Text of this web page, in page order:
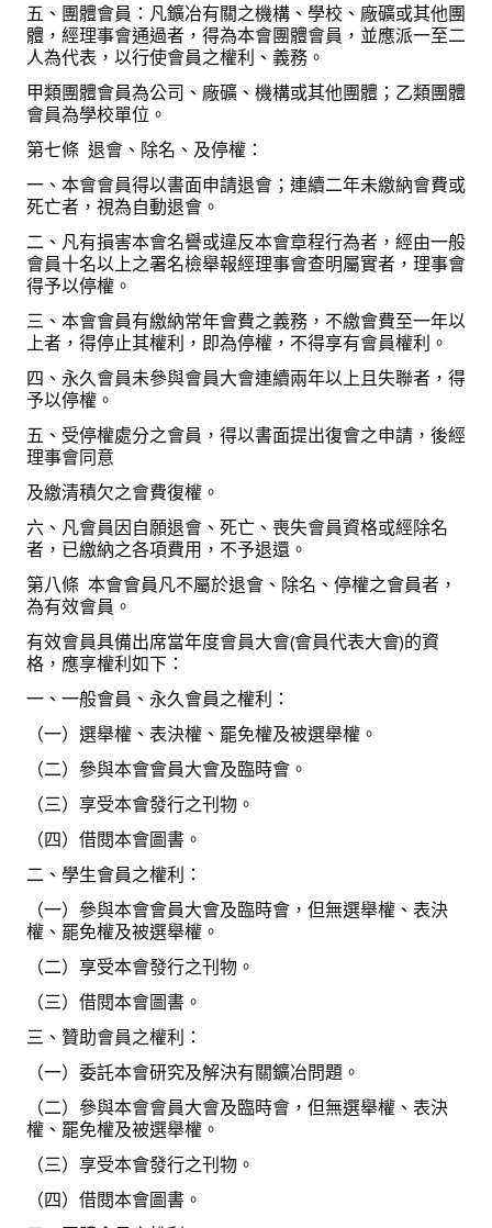
活動影片
相關連結
聯絡我們
(測試)
會員申請
會員登入
五、團體會員：凡鑛冶有關之機構、學校、廠礦或其他團
體，經理事會通過者，得為本會團體會員，並應派一至二
人為代表，以行使會員之權利、義務。
甲類團體會員為公司、廠礦、機構或其他團體；乙類團體
會員為學校單位。
第七條 退會、除名、及停權：
一、本會會員得以書面申請退會；連續二年未繳納會費或
死亡者，視為自動退會。
二、凡有損害本會名譽或違反本會章程行為者，經由一般
會員十名以上之署名檢舉報經理事會查明屬實者，理事會
得予以停權。
三、本會會員有繳納常年會費之義務，不繳會費至一年以
上者，得停止其權利，即為停權，不得享有會員權利。
四、永久會員未參與會員大會連續兩年以上且失聯者，得
予以停權。
五、受停權處分之會員，得以書面提出復會之申請，後經
理事會同意
及繳清積欠之會費復權。
六、凡會員因自願退會、死亡、喪失會員資格或經除名
者，已繳納之各項費用，不予退還。
第八條 本會會員凡不屬於退會、除名、停權之會員者，
為有效會員。
有效會員具備出席當年度會員大會(會員代表大會)的資
格，應享權利如下：
一、一般會員、永久會員之權利：
（一）選舉權、表決權、罷免權及被選舉權。
（二）參與本會會員大會及臨時會。
（三）享受本會發行之刊物。
（四）借閱本會圖書。
二、學生會員之權利：
（一）參與本會會員大會及臨時會，但無選舉權、表決
權、罷免權及被選舉權。
（二）享受本會發行之刊物。
（三）借閱本會圖書。
三、贊助會員之權利：
（一）委託本會研究及解決有關鑛冶問題。
（二）參與本會會員大會及臨時會，但無選舉權、表決
權、罷免權及被選舉權。
（三）享受本會發行之刊物。
（四）借閱本會圖書。